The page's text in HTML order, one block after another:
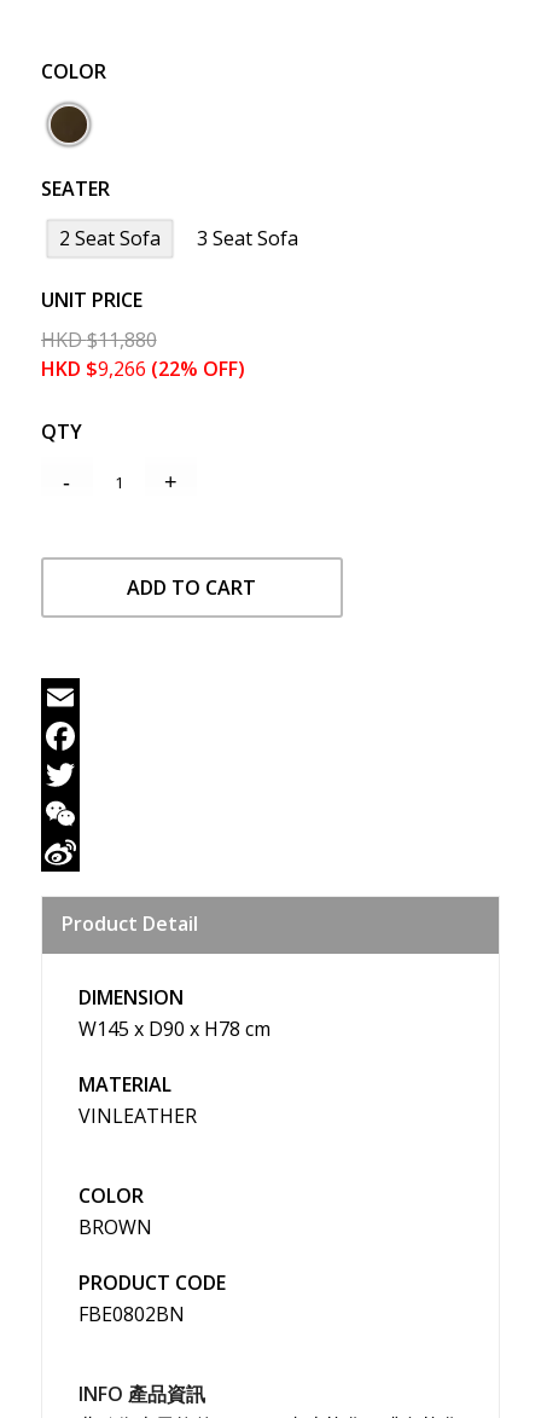
COLOR
SEATER
2 Seat Sofa
3 Seat Sofa
UNIT PRICE
HKD$11,880
HKD $9,266 (22% OFF)
QTY
ADD TO CART
Email
Facebook
Twitter
WeChat
Weibo
Product Detail
DIMENSION
W145 x D90 x H78 cm
MATERIAL
VINLEATHER
COLOR
BROWN
PRODUCT CODE
FBE0802BN
INFO 產品資訊